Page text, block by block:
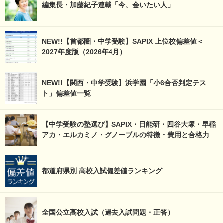
編集長・加藤紀子連載「今、会いたい人」
NEW!!【首都圏・中学受験】SAPIX 上位校偏差値＜
2027年度版（2026年4月）
NEW!!【関西・中学受験】浜学園「小6合否判定テス
ト」偏差値一覧
【中学受験の塾選び】SAPIX・日能研・四谷大塚・早稲
アカ・エルカミノ・グノーブルの特徴・費用と合格力
都道府県別 高校入試偏差値ランキング
全国公立高校入試（過去入試問題・正答）